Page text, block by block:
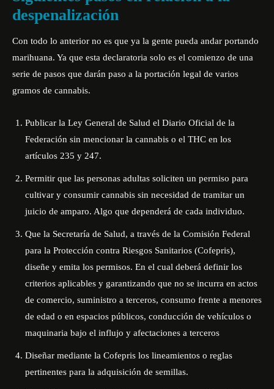
despenalización
Con todo lo anterior no es que ya la gente pueda andar portando
marihuana. Ya que esta declaratoria solo es el comienzo de una
serie de pasos que darán paso a la portación legal de varios
gramos de cannabis.
Publicar la Ley General de Salud el Diario Oficial de la
Federación sin mencionar la cannabis o el THC en los
artículos 235 y 247.
Permitir que las personas adultas soliciten un permiso para
cultivar y consumir cannabis sin necesidad de tramitar un
juicio de amparo. Algo que dependerá de cada individuo.
Que la Secretaría de Salud, a través de la Comisión Federal
para la Protección contra Riesgos Sanitarios (Cofepris),
diseñe y emita los permisos. En el cual deberá definir los
criterios aplicables y garantizando que no se incurra en actos
de comercio, suministro a terceros, consumo frente a menores
de edad o en espacios públicos, conducción de vehículos o
maquinaria bajo el influjo y afectaciones a terceros
Diseñar mediante la Cofepris los lineamientos o reglas
pertinentes para la adquisición de semillas.